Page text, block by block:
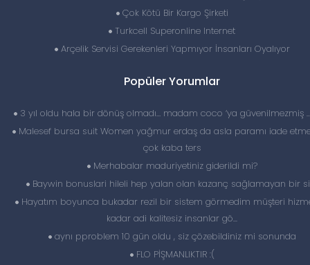
Çok Kötü Bir Kargo Şirketi
Turkcell Superonline Internet
Arçelik Servisi Gerekenleri Yapmıyor İnsanları Oyalıyor
Popüler Yorumlar
3 yıl oldu hala bir dönüş olmadı… madam coco ‘ya güvenilmezmiş
Malesef bursa suit Women yağmur erdaş da asla paramı iade
çok kaba ters
Merhabalar maduriyetiniz giderildi mi?
Baywin bonuslari hileli hep yalan olan kazanç sağlamayan bir
Hayatım boyunca bukadar rezil bir sistem görmedim müşteri
kadar adi kalitesiz insanlar gö...
aynı pproblem 10 gün oldu , siz çözebildiniz mi sonunda
FLO PİŞMANLIKTIR :(